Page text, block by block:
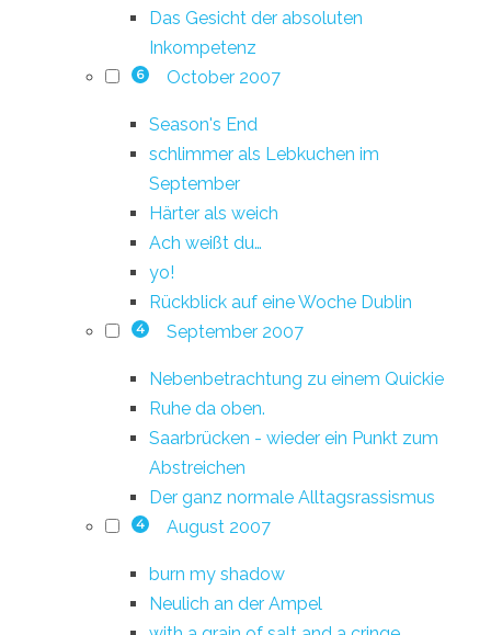
Das Gesicht der absoluten
Inkompetenz
6 October 2007
Season's End
schlimmer als Lebkuchen im
September
Härter als weich
Ach weißt du…
yo!
Rückblick auf eine Woche Dublin
4 September 2007
Nebenbetrachtung zu einem Quickie
Ruhe da oben.
Saarbrücken - wieder ein Punkt zum
Abstreichen
Der ganz normale Alltagsrassismus
4 August 2007
burn my shadow
Neulich an der Ampel